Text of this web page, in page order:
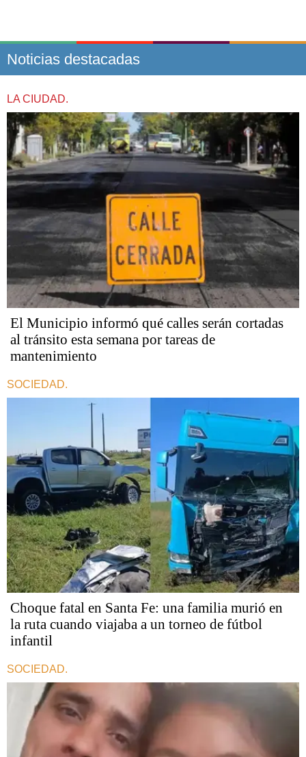
Noticias destacadas
LA CIUDAD.
El Municipio informó qué calles serán cortadas
al tránsito esta semana por tareas de
mantenimiento
SOCIEDAD.
Choque fatal en Santa Fe: una familia murió en
la ruta cuando viajaba a un torneo de fútbol
infantil
SOCIEDAD.